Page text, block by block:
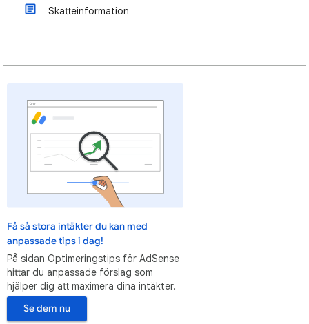
Skatteinformation
Få så stora intäkter du kan med
anpassade tips i dag!
På sidan Optimeringstips för AdSense
hittar du anpassade förslag som
hjälper dig att maximera dina intäkter.
Se dem nu